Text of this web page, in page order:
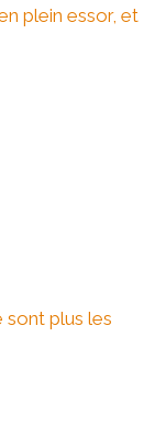
plein essor, et
sont plus les